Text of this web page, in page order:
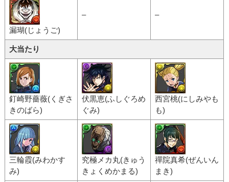
漏瑚(じょうご)
– –
大当たり
釘崎野薔薇(くぎさ
きのばら)
伏黒恵(ふしぐろめ
ぐみ)
西宮桃(にしみやも
も)
三輪霞(みわかす
み)
究極メカ丸(きゅう
きょくめかまる)
禪院真希(ぜんいん
まき)